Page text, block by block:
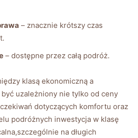
–⁣ znacznie ‌krótszy czas⁣
– dostępne ​przez⁤ całą⁢ podróż.
klasą ekonomiczną a
uzależniony nie⁢ tylko od ⁢ceny
⁤dotyczących komfortu oraz
podróżnych inwestycja w ⁣klasę
na długich